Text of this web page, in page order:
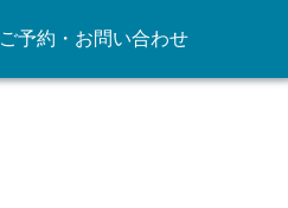
ご予約・お問い合わせ